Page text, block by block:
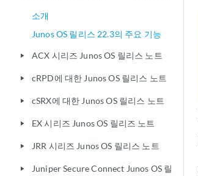
소개
Junos OS 릴리스 22.3의 주요 기능
play_arrow ACX 시리즈 Junos OS 릴리스 노트
play_arrow cRPD에 대한 Junos OS 릴리스 노트
play_arrow cSRX에 대한 Junos OS 릴리스 노트
play_arrow EX 시리즈 Junos OS 릴리즈 노트
play_arrow JRR 시리즈 Junos OS 릴리스 노트
play_arrow
Juniper Secure Connect Junos OS 릴